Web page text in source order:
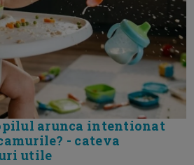
arunca intentionat
- cateva
utile